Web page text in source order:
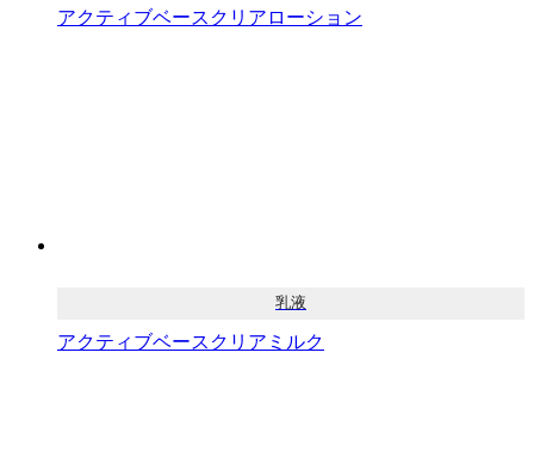
アクティブベースクリアローション
乳液
アクティブベースクリアミルク